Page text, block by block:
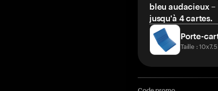
bleu audacieux
jusqu'à 4 cartes.
Porte-
Taille :